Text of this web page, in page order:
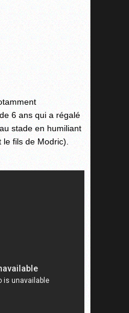
6 ans qui a régalé
stade en humiliant
fils de Modric).